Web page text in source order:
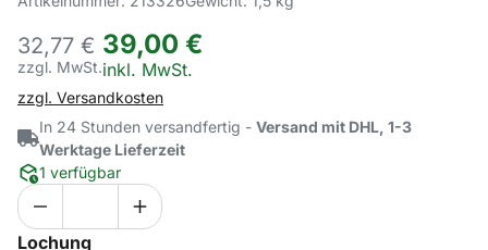
32,77 €
zzgl. MwSt.
39,00 €
Steuerhinweis:
inkl. MwSt.
zzgl. Versandkosten
In 24 Stunden versandfertig - Versand mit DHL, 1-3
Werktage Lieferzeit
1 verfügbar
Lochung